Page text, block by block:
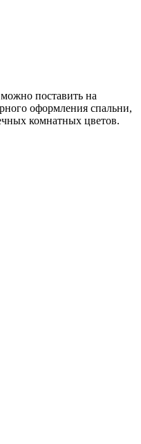
поставить на
оформления спальни,
комнатных цветов.